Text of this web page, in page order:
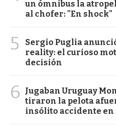
un ómnibus la
al chofer: "En shock"
5
Sergio Puglia
reality: el curioso
decisión
6
Jugaban Uruguay
tiraron la pelota
insólito accidente en